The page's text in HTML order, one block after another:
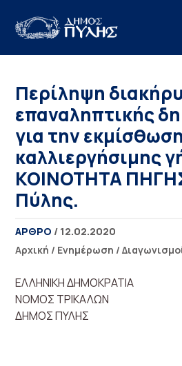
Περίληψη
επαναληπτικής
για την εκμίσθωση
καλλιεργήσιμης
ΚΟΙΝΟΤΗΤΑ
Πύλης.
ΑΡΘΡΟ / 12.02.2020
Αρχική / Ενημέρωση /
ΕΛΛΗΝΙΚΗ ΔΗΜΟΚΡΑΤΙΑ
ΝΟΜΟΣ ΤΡΙΚΑΛΩΝ
ΔΗΜΟΣ ΠΥΛΗΣ